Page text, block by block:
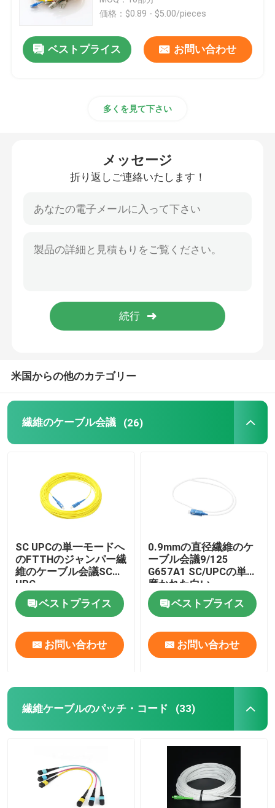
繊維光学のループバック
MPOのパッチ盤
繊維光学のスプライスの閉鎖
繊維光学媒体のコンバーター
イーサネット パッチ ケーブル
繊維の試験装置
価格：$0.89 - $5.00/pieces
ベストプライス お問い合わせ
多くを見て下さい
メッセージ
折り返しご連絡いたします！
米国からの他のカテゴリー
繊維のケーブル会議 (26)
SC UPCの単一モードへ
のFTTHのジャンパー繊
維のケーブル会議SC
UPC
ベストプライス
お問い合わせ
0.9mmの直径繊維のケ
ーブル会議9/125
G657A1 SC/UPCの単信
磨かれた白い
ベストプライス
お問い合わせ
繊維ケーブルのパッチ・コード (33)